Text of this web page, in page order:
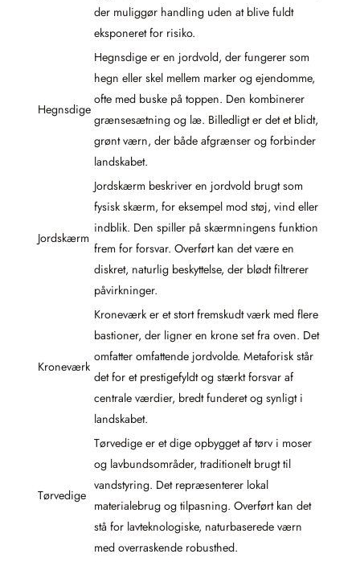
der muliggør handling uden at blive fuldt
eksponeret for risiko.
Hegnsdige
Hegnsdige er en jordvold, der fungerer som
hegn eller skel mellem marker og ejendomme,
ofte med buske på toppen. Den kombinerer
grænsesætning og læ. Billedligt er det et blidt,
grønt værn, der både afgrænser og forbinder
landskabet.
Jordskærm
Jordskærm beskriver en jordvold brugt som
fysisk skærm, for eksempel mod støj, vind eller
indblik. Den spiller på skærmningens funktion
frem for forsvar. Overført kan det være en
diskret, naturlig beskyttelse, der blødt filtrerer
påvirkninger.
Kroneværk
Kroneværk er et stort fremskudt værk med flere
bastioner, der ligner en krone set fra oven. Det
omfatter omfattende jordvolde. Metaforisk står
det for et prestigefyldt og stærkt forsvar af
centrale værdier, bredt funderet og synligt i
landskabet.
Tørvedige
Tørvedige er et dige opbygget af tørv i moser
og lavbundsområder, traditionelt brugt til
vandstyring. Det repræsenterer lokal
materialebrug og tilpasning. Overført kan det
stå for lavteknologiske, naturbaserede værn
med overraskende robusthed.